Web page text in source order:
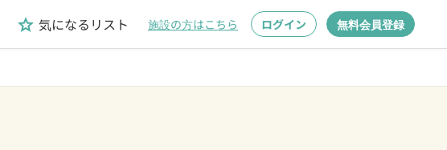
grade 気になるリスト 施設の方はこちら ログイン 無料会員登録